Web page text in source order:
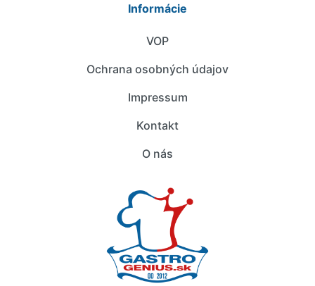
Informácie
VOP
Ochrana osobných údajov
Impressum
Kontakt
O nás